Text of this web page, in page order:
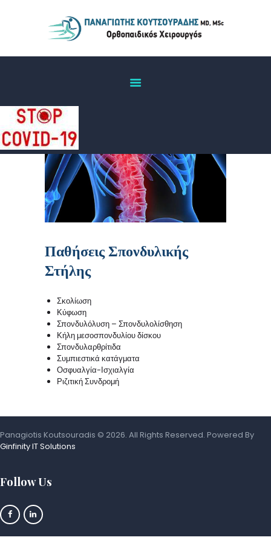
ΠΑΘΉΣΕΙΣ
ΙΑΤΡΕΊΟ
ΕΠΙΚΟΙΝΩΝΊΑ
Παθήσεις Σπονδυλικής
Στήλης
Σκολίωση
Κύφωση
Σπονδυλόλυση – Σπονδυλολίσθηση
Κήλη μεσοσπονδυλίου δίσκου
Σπονδυλαρθρίτιδα
Συμπιεστικά κατάγματα
Οσφυαλγία-Ισχιαλγία
Ριζιτική Συνδρομή
Panagiotis Koutsouradis © 2026. All Rights Reserved. Powered By
Ginfinity IT Solutions
Follow Us